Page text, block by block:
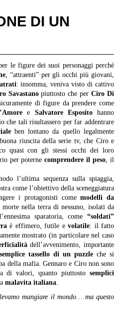
DI UN
le figure dei suoi personaggi perché
, “attraenti” per gli occhi più giovani,
: insomma, veniva visto di cattivo
Savastanopiuttosto che perCiro Di
di figure da prendere come
e Salvatore Espositohanno
che tali risultassero per far addentrare
ben lontano da quello legalmente
riuscita della serie tv, che Ciro e
quasi con gli stessi occhi dei loro
per poterne comprendere il peso , il
l’ultima sequenza sulla spiaggia,
come l’obiettivo della sceneggiatura
i protagonisti comemodelli da
morte nella terra di nessuno, isolati da
sparatoria, come “soldati”
è effimero, futile evolatile: il fatto
mostrato (in particolare nel caso
dell’avvenimento, importante
semplice tassello di un puzzleche si
della mafia. Gennaro e Ciro non sono
di valori, quanto piuttosto semplici
malavita italiana
mangiare il mondo… ma questo